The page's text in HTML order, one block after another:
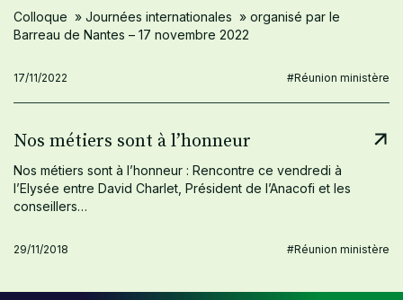
Colloque » Journées internationales » organisé par le
Barreau de Nantes – 17 novembre 2022
17/11/2022 #Réunion ministère
Nos métiers sont à l’honneur
Nos métiers sont à l’honneur : Rencontre ce vendredi à
l’Elysée entre David Charlet, Président de l’Anacofi et les
conseillers…
29/11/2018 #Réunion ministère